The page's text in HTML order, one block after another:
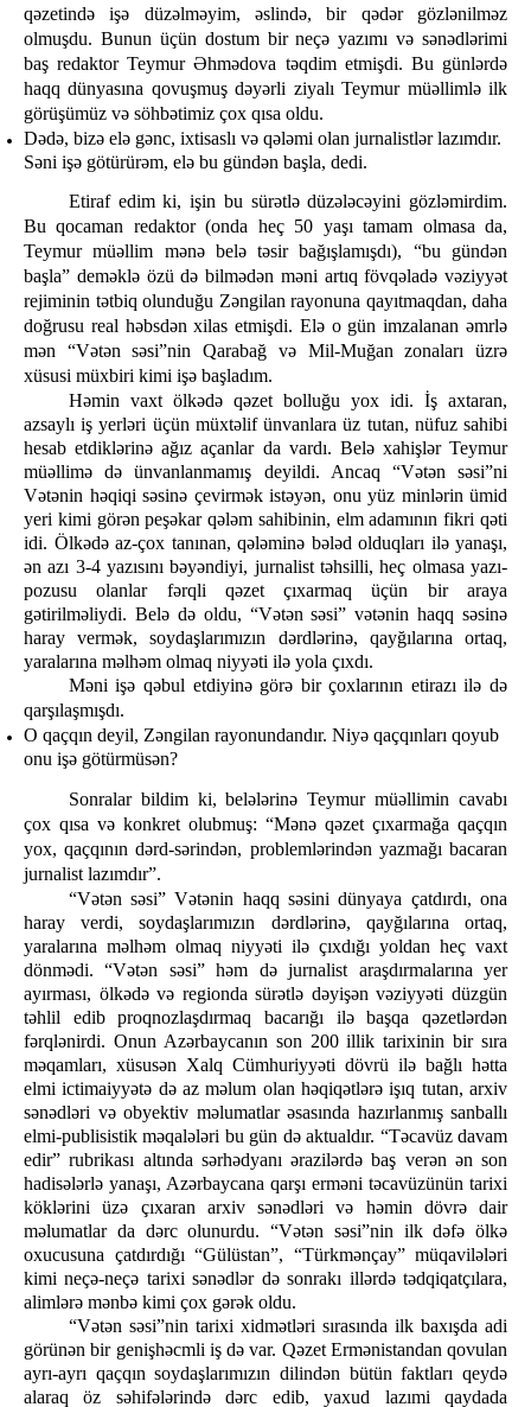
qəzetində işə düzəlməyim, əslində, bir qədər gözlənilməz
olmuşdu. Bunun üçün dostum bir neçə yazımı və sənədlərimi
baş redaktor Teymur Əhmədova təqdim etmişdi. Bu günlərdə
haqq dünyasına qovuşmuş dəyərli ziyalı Teymur müəllimlə ilk
görüşümüz və söhbətimiz çox qısa oldu.
Dədə, bizə elə gənc, ixtisaslı və qələmi olan jurnalistlər lazımdır.
Səni işə götürürəm, elə bu gündən başla, dedi.
Etiraf edim ki, işin bu sürətlə düzələcəyini gözləmirdim.
Bu qocaman redaktor (onda heç 50 yaşı tamam olmasa da,
Teymur müəllim mənə belə təsir bağışlamışdı), “bu gündən
başla” deməklə özü də bilmədən məni artıq fövqəladə vəziyyət
rejiminin tətbiq olunduğu Zəngilan rayonuna qayıtmaqdan, daha
doğrusu real həbsdən xilas etmişdi. Elə o gün imzalanan əmrlə
mən “Vətən səsi”nin Qarabağ və Mil-Muğan zonaları üzrə
xüsusi müxbiri kimi işə başladım.
Həmin vaxt ölkədə qəzet bolluğu yox idi. İş axtaran,
azsaylı iş yerləri üçün müxtəlif ünvanlara üz tutan, nüfuz sahibi
hesab etdiklərinə ağız açanlar da vardı. Belə xahişlər Teymur
müəllimə də ünvanlanmamış deyildi. Ancaq “Vətən səsi”ni
Vətənin həqiqi səsinə çevirmək istəyən, onu yüz minlərin ümid
yeri kimi görən peşəkar qələm sahibinin, elm adamının fikri qəti
idi. Ölkədə az-çox tanınan, qələminə bələd olduqları ilə yanaşı,
ən azı 3-4 yazısını bəyəndiyi, jurnalist təhsilli, heç olmasa yazı-
pozusu olanlar fərqli qəzet çıxarmaq üçün bir araya
gətirilməliydi. Belə də oldu, “Vətən səsi” vətənin haqq səsinə
haray vermək, soydaşlarımızın dərdlərinə, qayğılarına ortaq,
yaralarına məlhəm olmaq niyyəti ilə yola çıxdı.
Məni işə qəbul etdiyinə görə bir çoxlarının etirazı ilə də
qarşılaşmışdı.
O qaçqın deyil, Zəngilan rayonundandır. Niyə qaçqınları qoyub
onu işə götürmüsən?
Sonralar bildim ki, belələrinə Teymur müəllimin cavabı
çox qısa və konkret olubmuş: “Mənə qəzet çıxarmağa qaçqın
yox, qaçqının dərd-sərindən, problemlərindən yazmağı bacaran
jurnalist lazımdır”.
“Vətən səsi” Vətənin haqq səsini dünyaya çatdırdı, ona
haray verdi, soydaşlarımızın dərdlərinə, qayğılarına ortaq,
yaralarına məlhəm olmaq niyyəti ilə çıxdığı yoldan heç vaxt
dönmədi. “Vətən səsi” həm də jurnalist araşdırmalarına yer
ayırması, ölkədə və regionda sürətlə dəyişən vəziyyəti düzgün
təhlil edib proqnozlaşdırmaq bacarığı ilə başqa qəzetlərdən
fərqlənirdi. Onun Azərbaycanın son 200 illik tarixinin bir sıra
məqamları, xüsusən Xalq Cümhuriyyəti dövrü ilə bağlı hətta
elmi ictimaiyyətə də az məlum olan həqiqətlərə işıq tutan, arxiv
sənədləri və obyektiv məlumatlar əsasında hazırlanmış sanballı
elmi-publisistik məqalələri bu gün də aktualdır. “Təcavüz davam
edir” rubrikası altında sərhədyanı ərazilərdə baş verən ən son
hadisələrlə yanaşı, Azərbaycana qarşı erməni təcavüzünün tarixi
köklərini üzə çıxaran arxiv sənədləri və həmin dövrə dair
məlumatlar da dərc olunurdu. “Vətən səsi”nin ilk dəfə ölkə
oxucusuna çatdırdığı “Gülüstan”, “Türkmənçay” müqavilələri
kimi neçə-neçə tarixi sənədlər də sonrakı illərdə tədqiqatçılara,
alimlərə mənbə kimi çox gərək oldu.
“Vətən səsi”nin tarixi xidmətləri sırasında ilk baxışda adi
görünən bir genişhəcmli iş də var. Qəzet Ermənistandan qovulan
ayrı-ayrı qaçqın soydaşlarımızın dilindən bütün faktları qeydə
alaraq öz səhifələrində dərc edib, yaxud lazımi qaydada